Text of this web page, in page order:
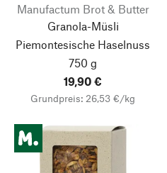
Manufactum Brot & Butter
Granola-Müsli
Piemontesische Haselnuss
750 g
19,90 €
Grundpreis: 26,53 €/kg